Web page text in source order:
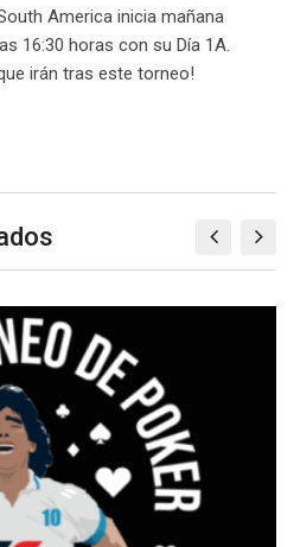
America inicia mañana
16:30 horas con su Día 1A.
irán tras este torneo!